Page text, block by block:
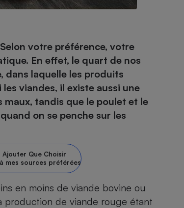
votre préférence, votre
En effet, le quart de nos
dans laquelle les produits
viandes, il existe aussi une
tandis que le poulet et le
on se penche sur les
Ajouter Que Choisir
à mes sources préférées
en moins de viande bovine ou
production de viande rouge étant
Foie gras
Assurance vie
Lave-vaisselle
portable
Poêle à granulés
Aide auditive
Crème solaire